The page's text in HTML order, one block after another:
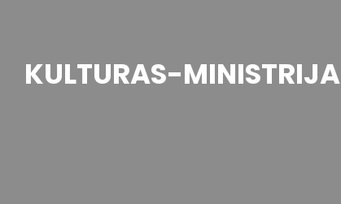
KULTURAS-MINISTRIJA